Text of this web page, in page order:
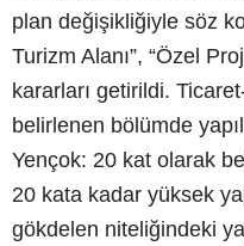
plan değişikliğiyle söz
Turizm Alanı”, “Özel
kararları getirildi.
belirlenen bölümde
Yençok: 20 kat olarak
20 kata kadar yüksek
gökdelen niteliğindeki